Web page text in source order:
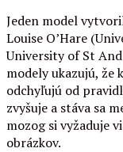
Jeden model
Louise O’Hare
University of St
modely ukazujú, že
odchyľujú od
zvyšuje a stáva sa
mozog si vyžaduje
obrázkov.